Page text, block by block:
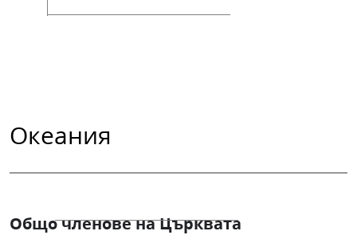
Океания
Общо членове на Църквата